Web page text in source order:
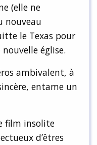
(elle ne
nouveau
le Texas pour
église.
ambivalent, à
entame un
film insolite
d’êtres